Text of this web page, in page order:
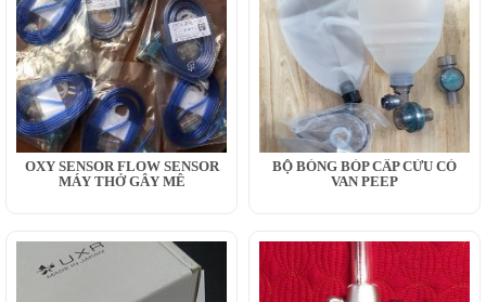
OXY SENSOR FLOW SENSOR
MÁY THỞ GÂY MÊ
BỘ BÓNG BÓP CẤP CỨU CÓ
VAN PEEP